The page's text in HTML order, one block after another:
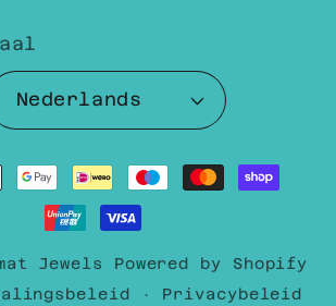
Nederlands
Jewels Powered by Shopify
Privacybeleid